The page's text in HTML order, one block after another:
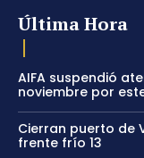
Última Hora
AIFA suspendió
noviembre por
Cierran puerto de
frente frío 13